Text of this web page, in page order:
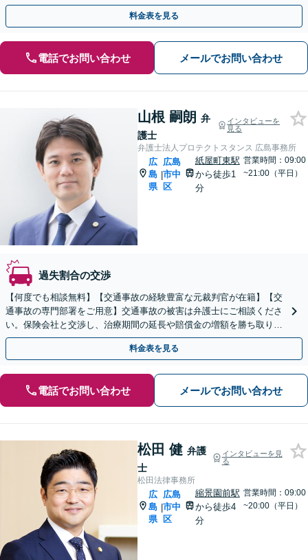
院頻度もアドバイス。事故直後、お早めにご相談下さい。
料金表を見る
電話でお問い合わせ メールでお問い合わせ
山根 嗣朗 弁
護士
インタビューを
見る
弁護士法人プロテクトスタンス 広島事務所
広
島
県
|
広島
市中
区
紙屋町東駅
から徒歩1
分
営業時間：09:00
~21:00（平日）
過失割合の交渉
【何度でも相談無料】【交通事故の経験豊富な元裁判官が在籍】【交
通事故の専門部署をご用意】交通事故の被害は弁護士にご相談くださ
い。保険会社と交渉し、治療期間の延長や賠償金の増額を勝ち取りま
す。後遺障害の等級認定の手続きなどもお任せください。
料金表を見る
電話でお問い合わせ メールでお問い合わせ
松田 健 弁護
士
インタビューを見
る
松田法律事務所
広
島
県
|
広島
市中
区
縮景園前駅
から徒歩4
分
営業時間：09:00
~20:00（平日）